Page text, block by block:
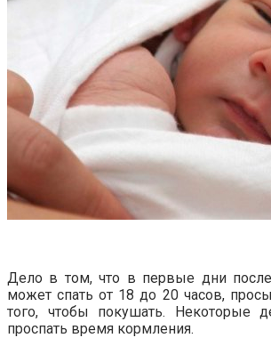
Дело в том, что в первые дни
может спать от 18 до 20 часов,
того, чтобы покушать. Некоторые
проспать время кормления.